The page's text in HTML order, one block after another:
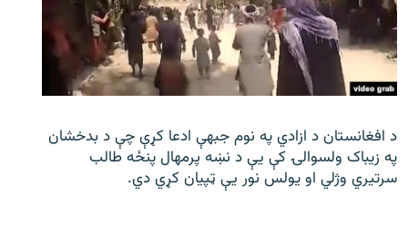
د افغانستان د ازادي په نوم جبهې ادعا کړې چې د بدخشان
په زیباک ولسوالۍ کې يې د نښه پرمهال پنځه طالب
سرتیري وژلي او یولس نور يې ټپیان کړي دي.